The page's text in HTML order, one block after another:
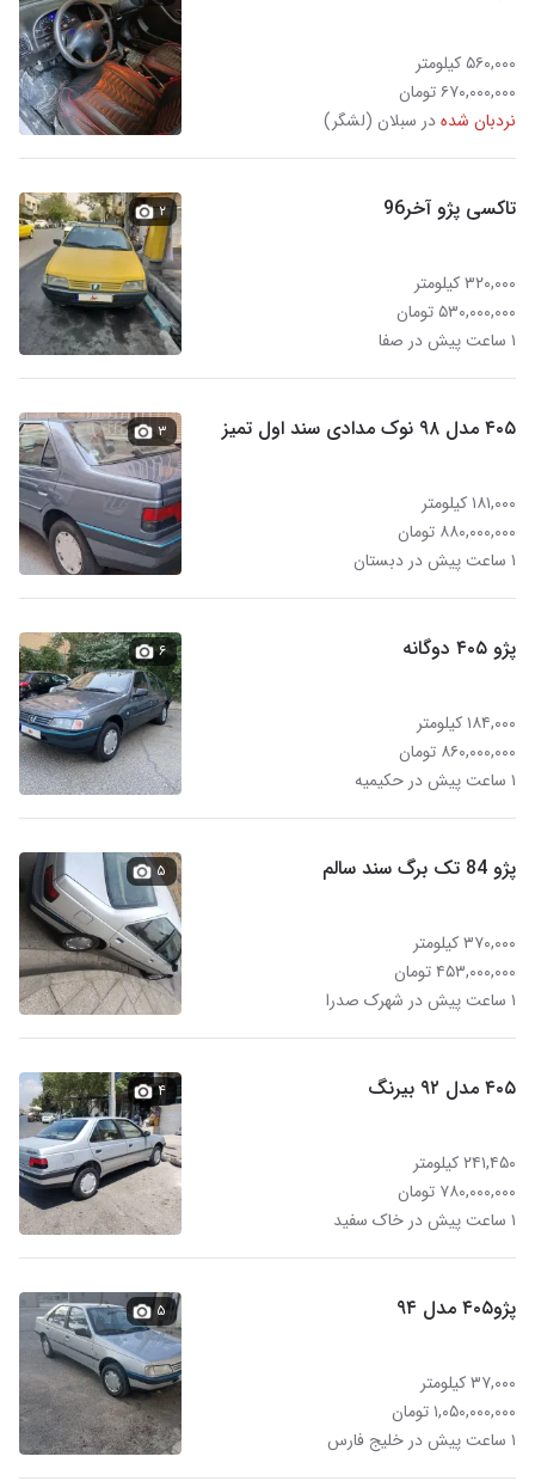
۵۶۰,۰۰۰ کیلومتر
۶۷۰,۰۰۰,۰۰۰ تومان
نردبان شدهدر سبلان (لشگر)
تاکسی پژو آخر96
۳۲۰,۰۰۰ کیلومتر
۵۳۰,۰۰۰,۰۰۰ تومان
۱ ساعت پیش در صفا
۲
۴۰۵ مدل ۹۸ نوک مدادی سند اول تمیز
۱۸۱,۰۰۰ کیلومتر
۸۸۰,۰۰۰,۰۰۰ تومان
۱ ساعت پیش در دبستان
۳
پژو ۴۰۵ دوگانه
۱۸۴,۰۰۰ کیلومتر
۸۶۰,۰۰۰,۰۰۰ تومان
۱ ساعت پیش در حکیمیه
۶
پژو 84 تک برگ سند سالم
۳۷۰,۰۰۰ کیلومتر
۴۵۳,۰۰۰,۰۰۰ تومان
۱ ساعت پیش در شهرک صدرا
۵
۴۰۵ مدل ۹۲ بیرنگ
۲۴۱,۴۵۰ کیلومتر
۷۸۰,۰۰۰,۰۰۰ تومان
۱ ساعت پیش در خاک سفید
۴
پژو۴۰۵ مدل ۹۴
۳۷,۰۰۰ کیلومتر
۱,۰۵۰,۰۰۰,۰۰۰ تومان
۱ ساعت پیش در خلیج فارس
۵